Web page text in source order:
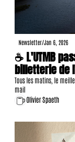
Newsletter/Jan 6, 2026
☕ L'UTMB
billetterie de
Tous les matins, le
mail
Olivier Spaeth